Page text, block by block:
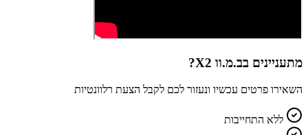
מתעניינים בב.מ.וו X2 ?
השאירו פרטים עכשיו ונעזור לכם לקבל הצעת רלוונטיות
ללא התחייבות